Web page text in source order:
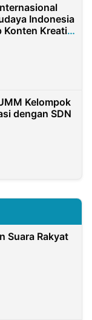
Indonesia
Konten Kreatif
Kelompok
dengan SDN
Suara Rakyat